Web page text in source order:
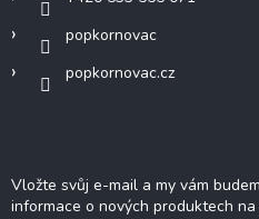
popkornovac
popkornovac.cz
Vložte svůj e-mail a my vám
informace o nových produktech na